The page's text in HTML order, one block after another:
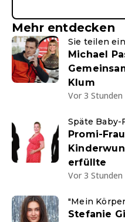
Mehr entdecken
Sie teilen
Michael
Klum
Vor 3 Stunden
Späte Baby-
Promi-
erfüllte
Vor 3 Stunden
"Mein
Stefanie